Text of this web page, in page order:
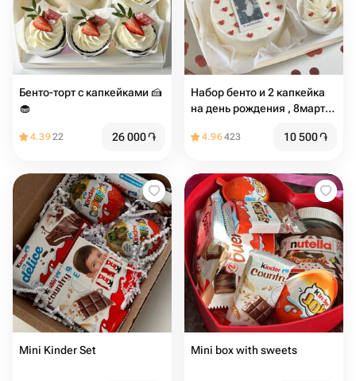
Бенто-торт с капкейками 🍰
🧁
4.3922 26 000֏
Набор бенто и 2 капкейка
на день рождения , 8марта,
мужу
4.96423 10 500֏
Mini Kinder Set Mini box with sweets